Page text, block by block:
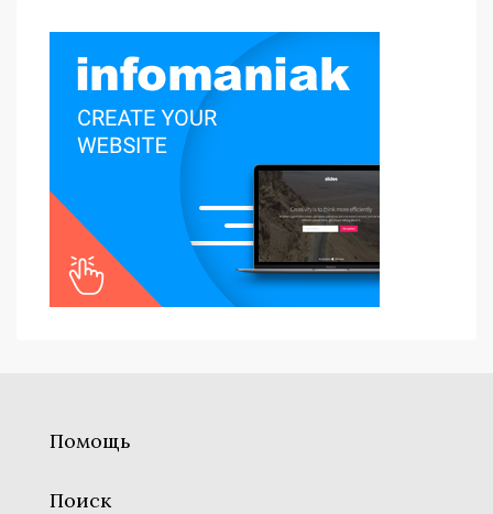
Помощь
Поиск